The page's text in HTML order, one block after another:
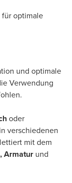
optimale
und optimale
Verwendung
oder
verschiedenen
mit dem
Armatur und